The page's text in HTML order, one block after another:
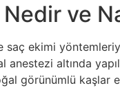
ve
saç ekimi
anestezi altında
görünümlü kaşlar